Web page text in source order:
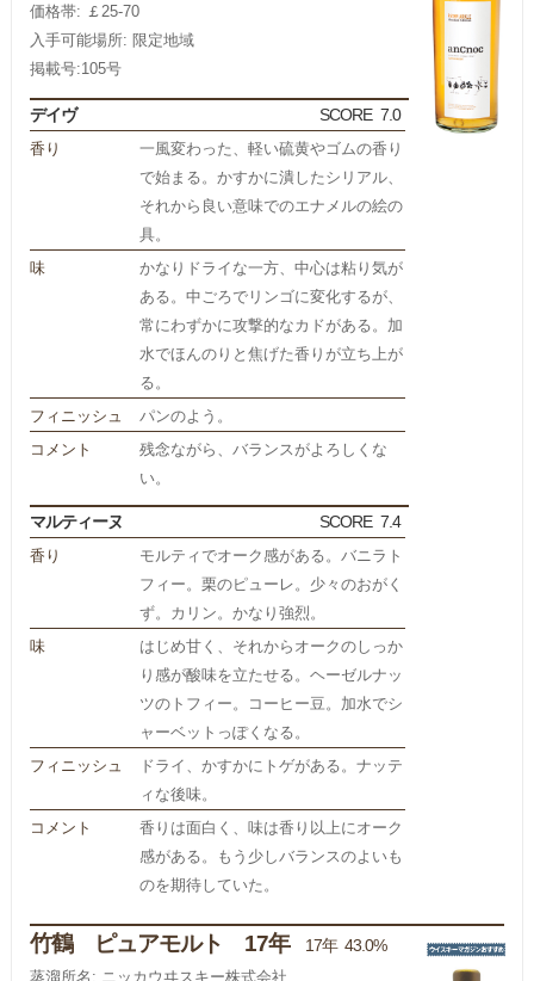
価格帯: ￡25-70
入手可能場所: 限定地域
掲載号:105号
デイヴ SCORE 7.0
香り
一風変わった、軽い硫黄やゴムの香り
で始まる。かすかに潰したシリアル、
それから良い意味でのエナメルの絵の
具。
味
かなりドライな一方、中心は粘り気が
ある。中ごろでリンゴに変化するが、
常にわずかに攻撃的なカドがある。加
水でほんのりと焦げた香りが立ち上が
る。
フィニッシュ
パンのよう。
コメント
残念ながら、バランスがよろしくな
い。
マルティーヌ SCORE 7.4
香り
モルティでオーク感がある。バニラト
フィー。栗のピューレ。少々のおがく
ず。カリン。かなり強烈。
味
はじめ甘く、それからオークのしっか
り感が酸味を立たせる。ヘーゼルナッ
ツのトフィー。コーヒー豆。加水でシ
ャーベットっぽくなる。
フィニッシュ
ドライ、かすかにトゲがある。ナッテ
ィな後味。
コメント
香りは面白く、味は香り以上にオーク
感がある。もう少しバランスのよいも
のを期待していた。
竹鶴 ピュアモルト 17年 17年 43.0%
蒸溜所名: ニッカウヰスキー株式会社